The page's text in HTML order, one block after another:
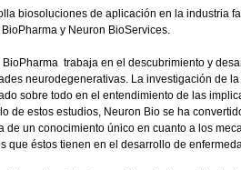
biosoluciones de aplicación en la industria
y Neuron BioServices.
trabaja en el descubrimiento y
neurodegenerativas. La investigación de
sobre todo en el entendimiento de las
de estos estudios, Neuron Bio se ha
de un conocimiento único en cuanto a los
que éstos tienen en el desarrollo de